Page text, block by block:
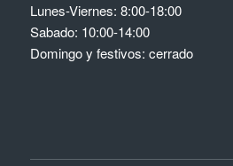
Lunes-Viernes: 8:00-18:00
Sabado: 10:00-14:00
Domingo y festivos: cerrado